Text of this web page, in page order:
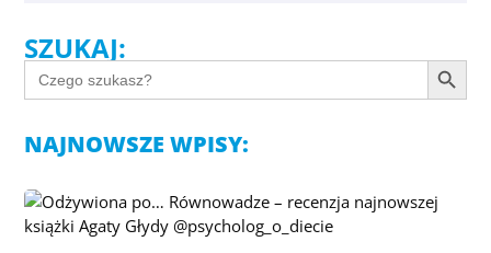
SZUKAJ:
SEARCH
FOR:
Search Button
NAJNOWSZE WPISY: